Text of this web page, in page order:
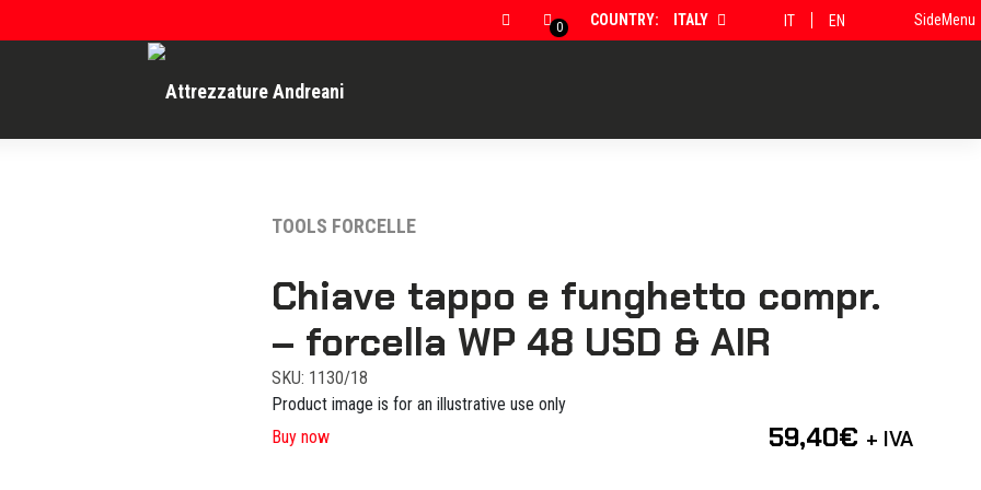
0 COUNTRY: ITALY IT EN SideMenu
TOOLS FORCELLE
Chiave tappo e funghetto compr.
– forcella WP 48 USD & AIR
SKU: 1130/18
Product image is for an illustrative use only
Buy now
59,40€ + IVA